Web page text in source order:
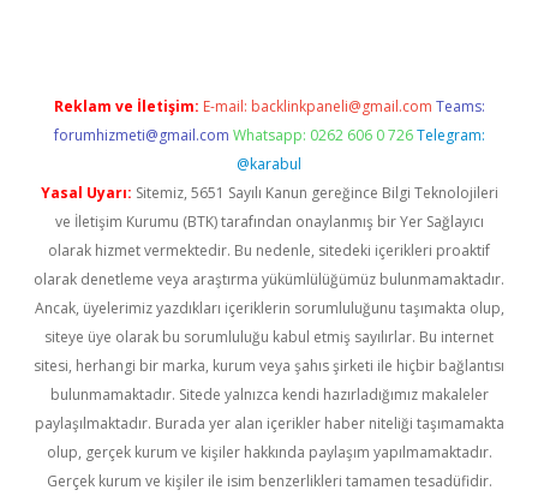
Reklam ve İletişim: E-mail: backlinkpaneli@gmail.com Teams:
forumhizmeti@gmail.com Whatsapp: 0262 606 0 726 Telegram:
@karabul
Yasal Uyarı: Sitemiz, 5651 Sayılı Kanun gereğince Bilgi Teknolojileri
ve İletişim Kurumu (BTK) tarafından onaylanmış bir Yer Sağlayıcı
olarak hizmet vermektedir. Bu nedenle, sitedeki içerikleri proaktif
olarak denetleme veya araştırma yükümlülüğümüz bulunmamaktadır.
Ancak, üyelerimiz yazdıkları içeriklerin sorumluluğunu taşımakta olup,
siteye üye olarak bu sorumluluğu kabul etmiş sayılırlar. Bu internet
sitesi, herhangi bir marka, kurum veya şahıs şirketi ile hiçbir bağlantısı
bulunmamaktadır. Sitede yalnızca kendi hazırladığımız makaleler
paylaşılmaktadır. Burada yer alan içerikler haber niteliği taşımamakta
olup, gerçek kurum ve kişiler hakkında paylaşım yapılmamaktadır.
Gerçek kurum ve kişiler ile isim benzerlikleri tamamen tesadüfidir.